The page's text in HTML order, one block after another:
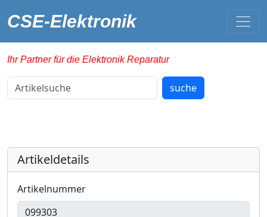
CSE-Elektronik
Ihr Partner für die Elektronik Reparatur
Artikelsuche suche
Artikeldetails
Artikelnummer